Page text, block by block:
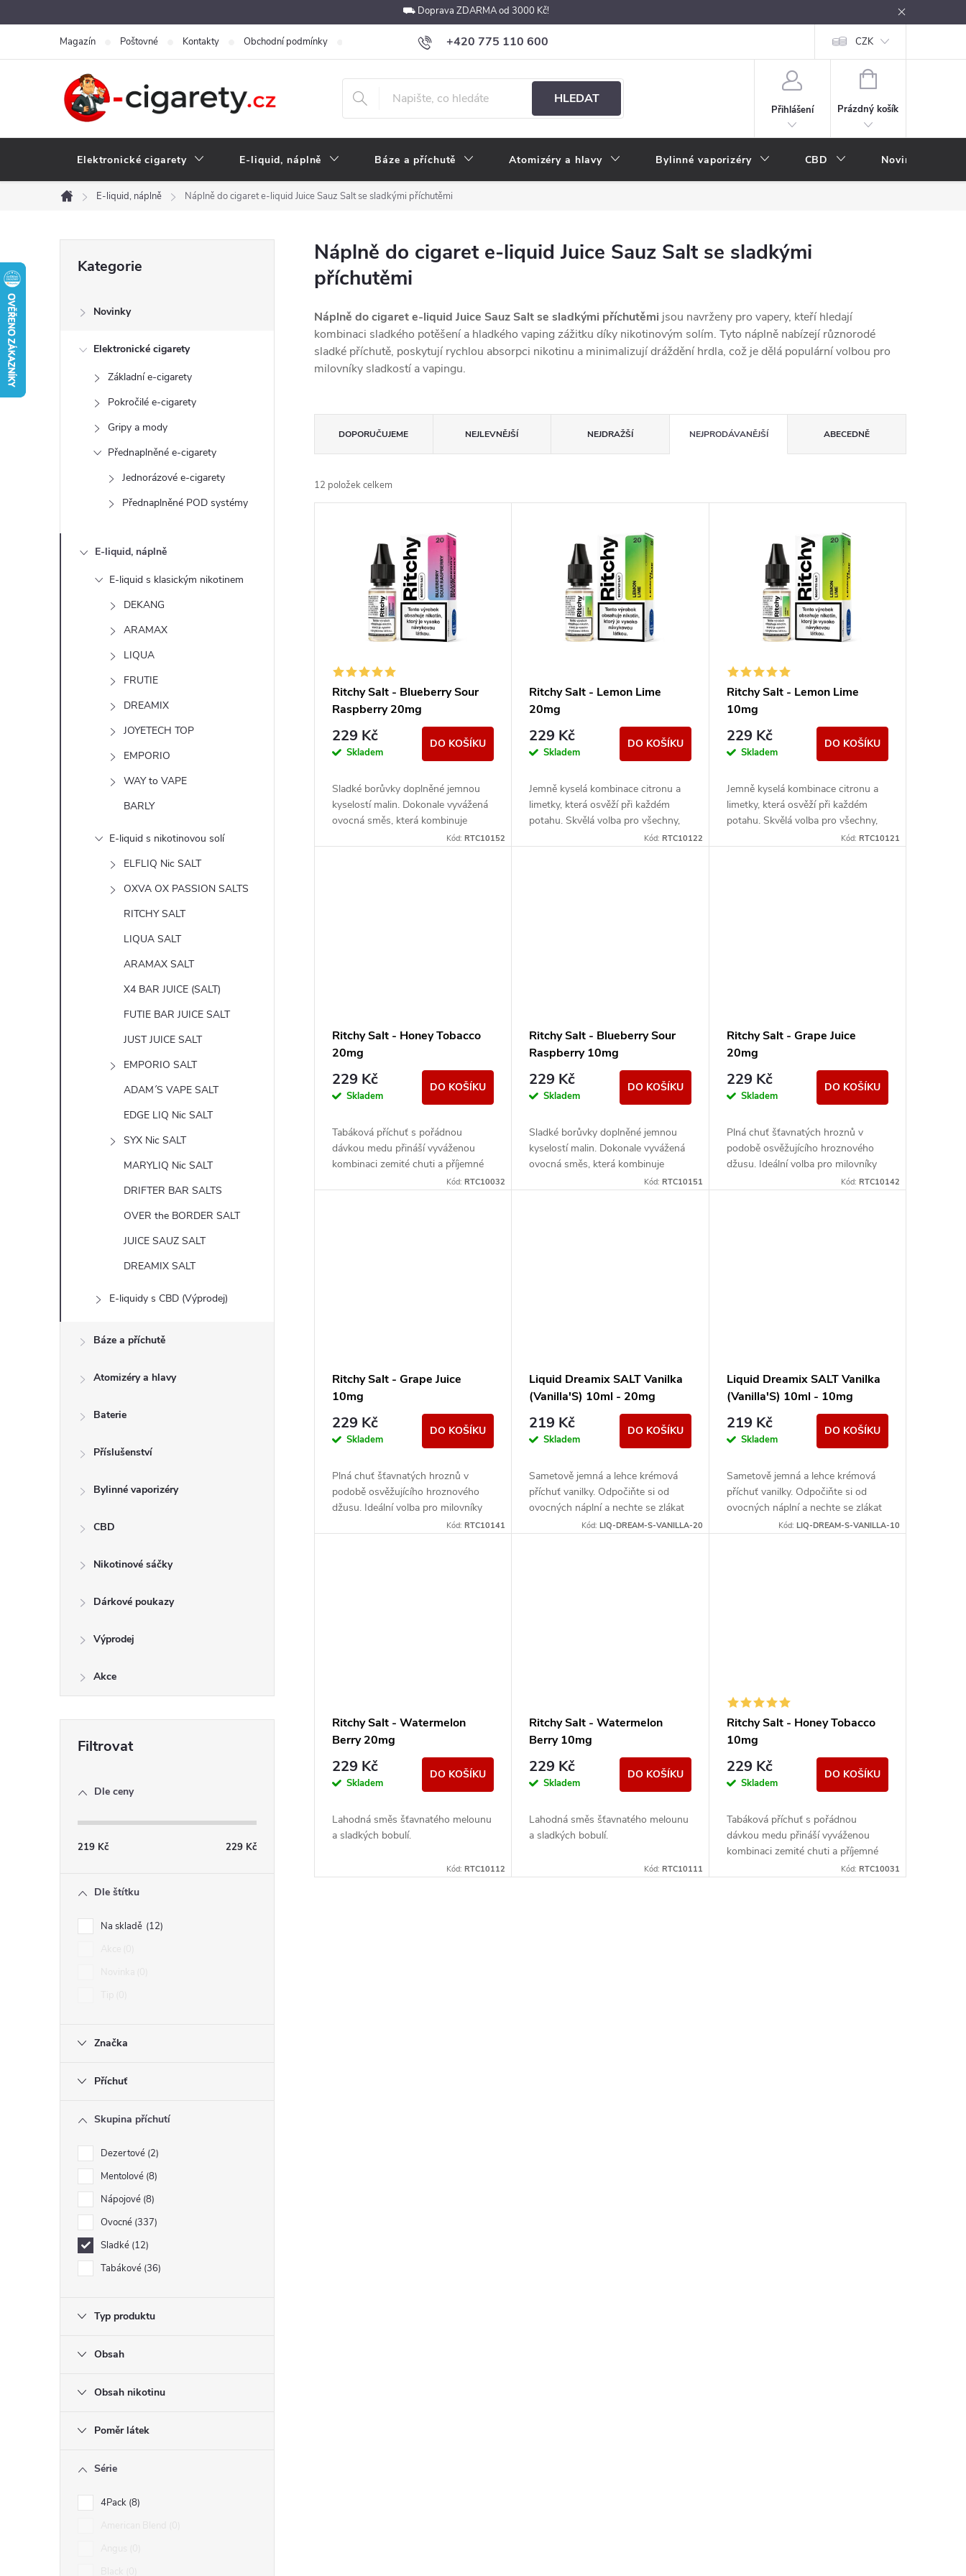
na
⛟ Doprava ZDARMA od 3000 Kč!
+420 775 110 600
obchod@e-cigarety.cz
Magazín Poštovné Kontakty Obchodní podmínky Podmínky ochrany osobních údajů Velkoobchod Vše o e-kouření Nákupní rádce
CZK
HLEDAT
Přihlášení
NÁKUPNÍ
Prázdný košík
Elektronické cigarety E-liquid, náplně Báze a příchutě Atomizéry a hlavy Bylinné vaporizéry CBD Novinky
Domů
E-liquid, náplně Náplně do cigaret e-liquid Juice Sauz Salt se sladkými příchutěmi
í
kategorie
Kategorie
Novinky
Elektronické cigarety
Základní e-cigarety
Pokročilé e-cigarety
Gripy a mody
Přednaplněné e-cigarety
Jednorázové e-cigarety
Přednaplněné POD systémy
E-liquid, náplně
E-liquid s klasickým nikotinem
DEKANG
ARAMAX
LIQUA
FRUTIE
DREAMIX
JOYETECH TOP
EMPORIO
WAY to VAPE
BARLY
E-liquid s nikotinovou solí
ELFLIQ Nic SALT
OXVA OX PASSION SALTS
RITCHY SALT
LIQUA SALT
ARAMAX SALT
X4 BAR JUICE (SALT)
FUTIE BAR JUICE SALT
JUST JUICE SALT
EMPORIO SALT
ADAM´S VAPE SALT
EDGE LIQ Nic SALT
SYX Nic SALT
MARYLIQ Nic SALT
DRIFTER BAR SALTS
OVER the BORDER SALT
JUICE SAUZ SALT
DREAMIX SALT
E-liquidy s CBD (Výprodej)
Báze a příchutě
Atomizéry a hlavy
Baterie
Příslušenství
Bylinné vaporizéry
CBD
Nikotinové sáčky
Dárkové poukazy
Výprodej
Akce
Dle ceny
219 Kč 229 Kč
Dle štítku
Na skladě 12
Značka
Příchuť
Skupina příchutí
Dezertové 2
Mentolové 8
Nápojové 8
Ovocné 337
Sladké 12
Tabákové 36
Typ produktu
Obsah
Obsah nikotinu
Poměr látek
Série
4Pack 8
Náplně do cigaret e-liquid Juice Sauz Salt se sladkými
příchutěmi
Náplně do cigaret e-liquid Juice Sauz Salt se sladkými příchutěmi jsou navrženy pro vapery, kteří hledají
kombinaci sladkého potěšení a hladkého vaping zážitku díky nikotinovým solím. Tyto náplně nabízejí různorodé
sladké příchutě, poskytují rychlou absorpci nikotinu a minimalizují dráždění hrdla, což je dělá populární volbou pro
milovníky sladkostí a vapingu.
a
z
DOPORUČUJEME NEJLEVNĚJŠÍ NEJDRAŽŠÍ NEJPRODÁVANĚJŠÍ ABECEDNĚ
12 položek celkem
u
Ritchy Salt - Blueberry Sour
Raspberry 20mg
229 Kč
Skladem
DO KOŠÍKU
Sladké borůvky doplněné jemnou
kyselostí malin. Dokonale vyvážená
ovocná směs, která kombinuje
Kód:RTC10152
Ritchy Salt - Lemon Lime
20mg
229 Kč
Skladem
DO KOŠÍKU
Jemně kyselá kombinace citronu a
limetky, která osvěží při každém
potahu. Skvělá volba pro všechny,
kdo milují svěží ovocné chutě.
Kód: RTC10122
Ritchy Salt - Lemon Lime
10mg
229 Kč
Skladem
DO KOŠÍKU
Jemně kyselá kombinace citronu a
limetky, která osvěží při každém
potahu. Skvělá volba pro všechny,
kdo milují svěží ovocné chutě.
Kód: RTC10121
Ritchy Salt - Honey Tobacco
20mg
229 Kč
Skladem
DO KOŠÍKU
Tabáková příchuť s pořádnou
dávkou medu přináší vyváženou
kombinaci zemité chuti a příjemné
sladkosti. Ideální pro ty, kdo hledají
Kód:RTC10032
Ritchy Salt - Blueberry Sour
Raspberry 10mg
229 Kč
Skladem
DO KOŠÍKU
Sladké borůvky doplněné jemnou
kyselostí malin. Dokonale vyvážená
ovocná směs, která kombinuje
Kód: RTC10151
Ritchy Salt - Grape Juice
20mg
229 Kč
Skladem
DO KOŠÍKU
Plná chuť šťavnatých hroznů v
podobě osvěžujícího hroznového
džusu. Ideální volba pro milovníky
sladších ovocných liquidů.Kód: RTC10142
Ritchy Salt - Grape Juice
10mg
229 Kč
Skladem
DO KOŠÍKU
Plná chuť šťavnatých hroznů v
podobě osvěžujícího hroznového
džusu. Ideální volba pro milovníky
sladších ovocných liquidů.Kód:RTC10141
Liquid Dreamix SALT Vanilka
(Vanilla'S) 10ml - 20mg
219 Kč
Skladem
DO KOŠÍKU
Sametově jemná a lehce krémová
příchuť vanilky. Odpočiňte si od
ovocných náplní a nechte se zlákat
jedinečností vanilkového aroma.
Kód: LIQ-DREAM-S-VANILLA-20
Liquid Dreamix SALT Vanilka
(Vanilla'S) 10ml - 10mg
219 Kč
Skladem
DO KOŠÍKU
Sametově jemná a lehce krémová
příchuť vanilky. Odpočiňte si od
ovocných náplní a nechte se zlákat
jedinečností vanilkového aroma.
Kód: LIQ-DREAM-S-VANILLA-10
Ritchy Salt - Watermelon
Berry 20mg
229 Kč
Skladem
DO KOŠÍKU
Lahodná směs šťavnatého melounu
a sladkých bobulí.
Kód:RTC10112
Ritchy Salt - Watermelon
Berry 10mg
229 Kč
Skladem
DO KOŠÍKU
Lahodná směs šťavnatého melounu
a sladkých bobulí.
Kód: RTC10111
Ritchy Salt - Honey Tobacco
10mg
229 Kč
Skladem
DO KOŠÍKU
Tabáková příchuť s pořádnou
dávkou medu přináší vyváženou
kombinaci zemité chuti a příjemné
sladkosti. Ideální pro ty, kdo hledají
Kód: RTC10031